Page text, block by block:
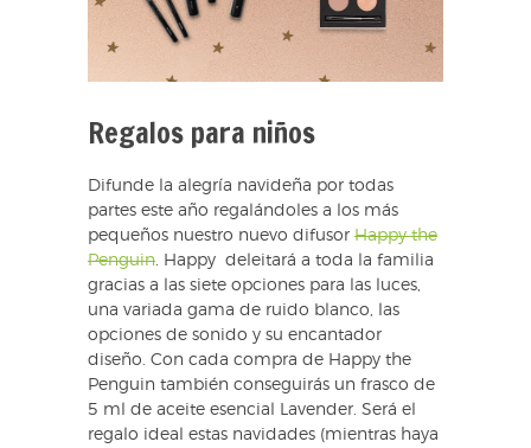
Regalos para niños
Difunde la alegría navideña por todas
partes este año regalándoles a los más
pequeños nuestro nuevo difusor Happy the
Penguin. Happy deleitará a toda la familia
gracias a las siete opciones para las luces,
una variada gama de ruido blanco, las
opciones de sonido y su encantador
diseño. Con cada compra de Happy the
Penguin también conseguirás un frasco de
5 ml de aceite esencial Lavender. Será el
regalo ideal estas navidades (mientras haya